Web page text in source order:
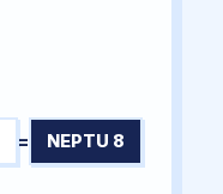
= NEPTU 8